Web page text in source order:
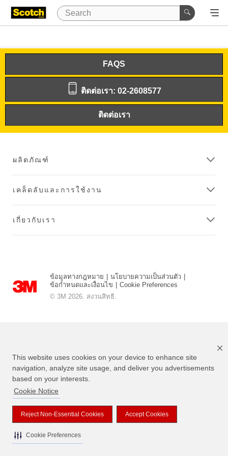
This website uses cookies on your device to enhance site
navigation, analyze site usage, and deliver you advertisements
based on your interests.
Cookie Notice
Reject Non-Essential Cookies Accept Cookies
Cookie Preferences
FAQS
ติดต่อเรา: 02-2608577
ติดต่อเรา
ผลิตภัณฑ์
เคล็ดลับและการใช้งาน
เกี่ยวกับเรา
ข้อมูลทางกฎหมาย | นโยบายความเป็นส่วนตัว |
ข้อกำหนดและเงื่อนไข | Cookie Preferences
© 3M 2026. สงวนสิทธิ.
แบรนด์ที่ระบุไว้ข้างต้นเป็นเครื่องหมายการค้าของ 3M